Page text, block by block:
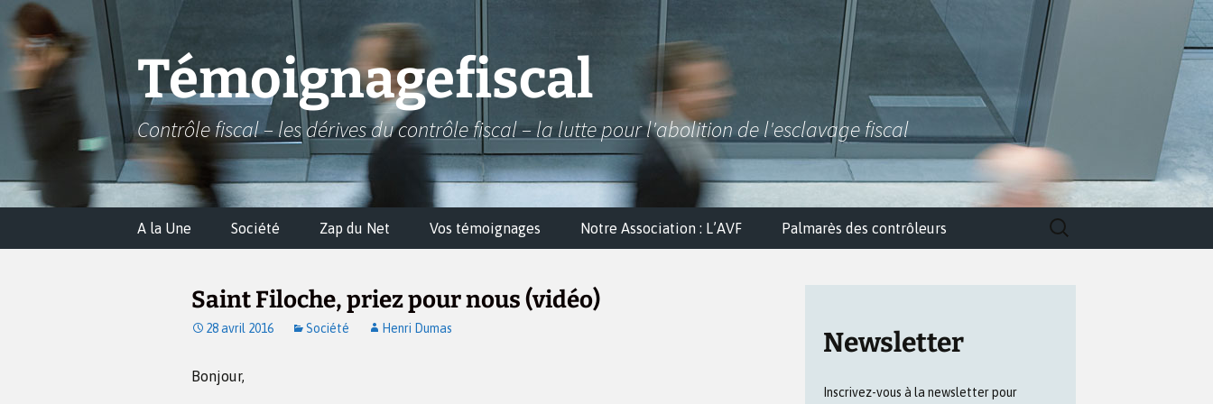
Aller
au
contenu
Témoignagefiscal
Contrôle fiscal – les dérives du contrôle fiscal – la lutte pour l'abolition de l'esclavage fiscal
A la Une Société Zap du Net Vos témoignages Notre Association : L’AVF Palmarès des contrôleurs
Rechercher :
Saint Filoche, priez pour nous (vidéo)
28 avril 2016 Société Henri Dumas
Bonjour,
Newsletter
Inscrivez-vous à la newsletter pour